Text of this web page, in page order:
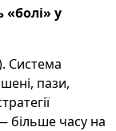
у
Система
пази,
більше часу на